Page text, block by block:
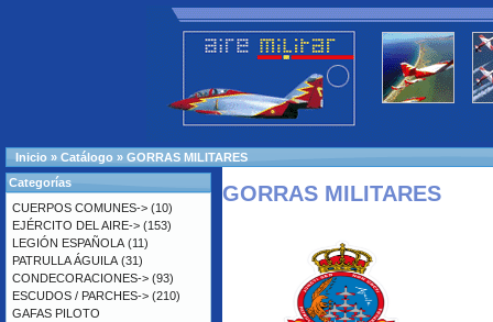
Inicio » Catálogo » GORRAS MILITARES
GORRAS MILITARES
Categorías
CUERPOS COMUNES-> (10)
EJÉRCITO DEL AIRE-> (153)
LEGIÓN ESPAÑOLA (11)
PATRULLA ÁGUILA (31)
CONDECORACIONES-> (93)
ESCUDOS / PARCHES-> (210)
GAFAS PILOTO